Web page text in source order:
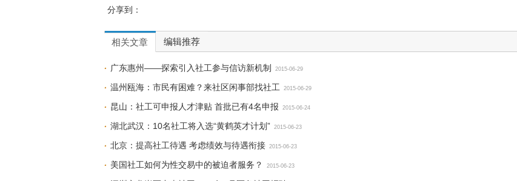
分享到：
相关文章 编辑推荐
广东惠州——探索引入社工参与信访新机制 2015-06-29
温州瓯海：市民有困难？来社区闲事部找社工 2015-06-29
昆山：社工可申报人才津贴 首批已有4名申报 2015-06-24
湖北武汉：10名社工将入选“黄鹤英才计划” 2015-06-23
北京：提高社工待遇 考虑绩效与待遇衔接 2015-06-23
美国社工如何为性交易中的被迫者服务？ 2015-06-23